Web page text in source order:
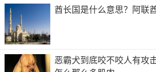
酋长国是什么意思？阿联
恶霸犬到底咬不咬人有攻